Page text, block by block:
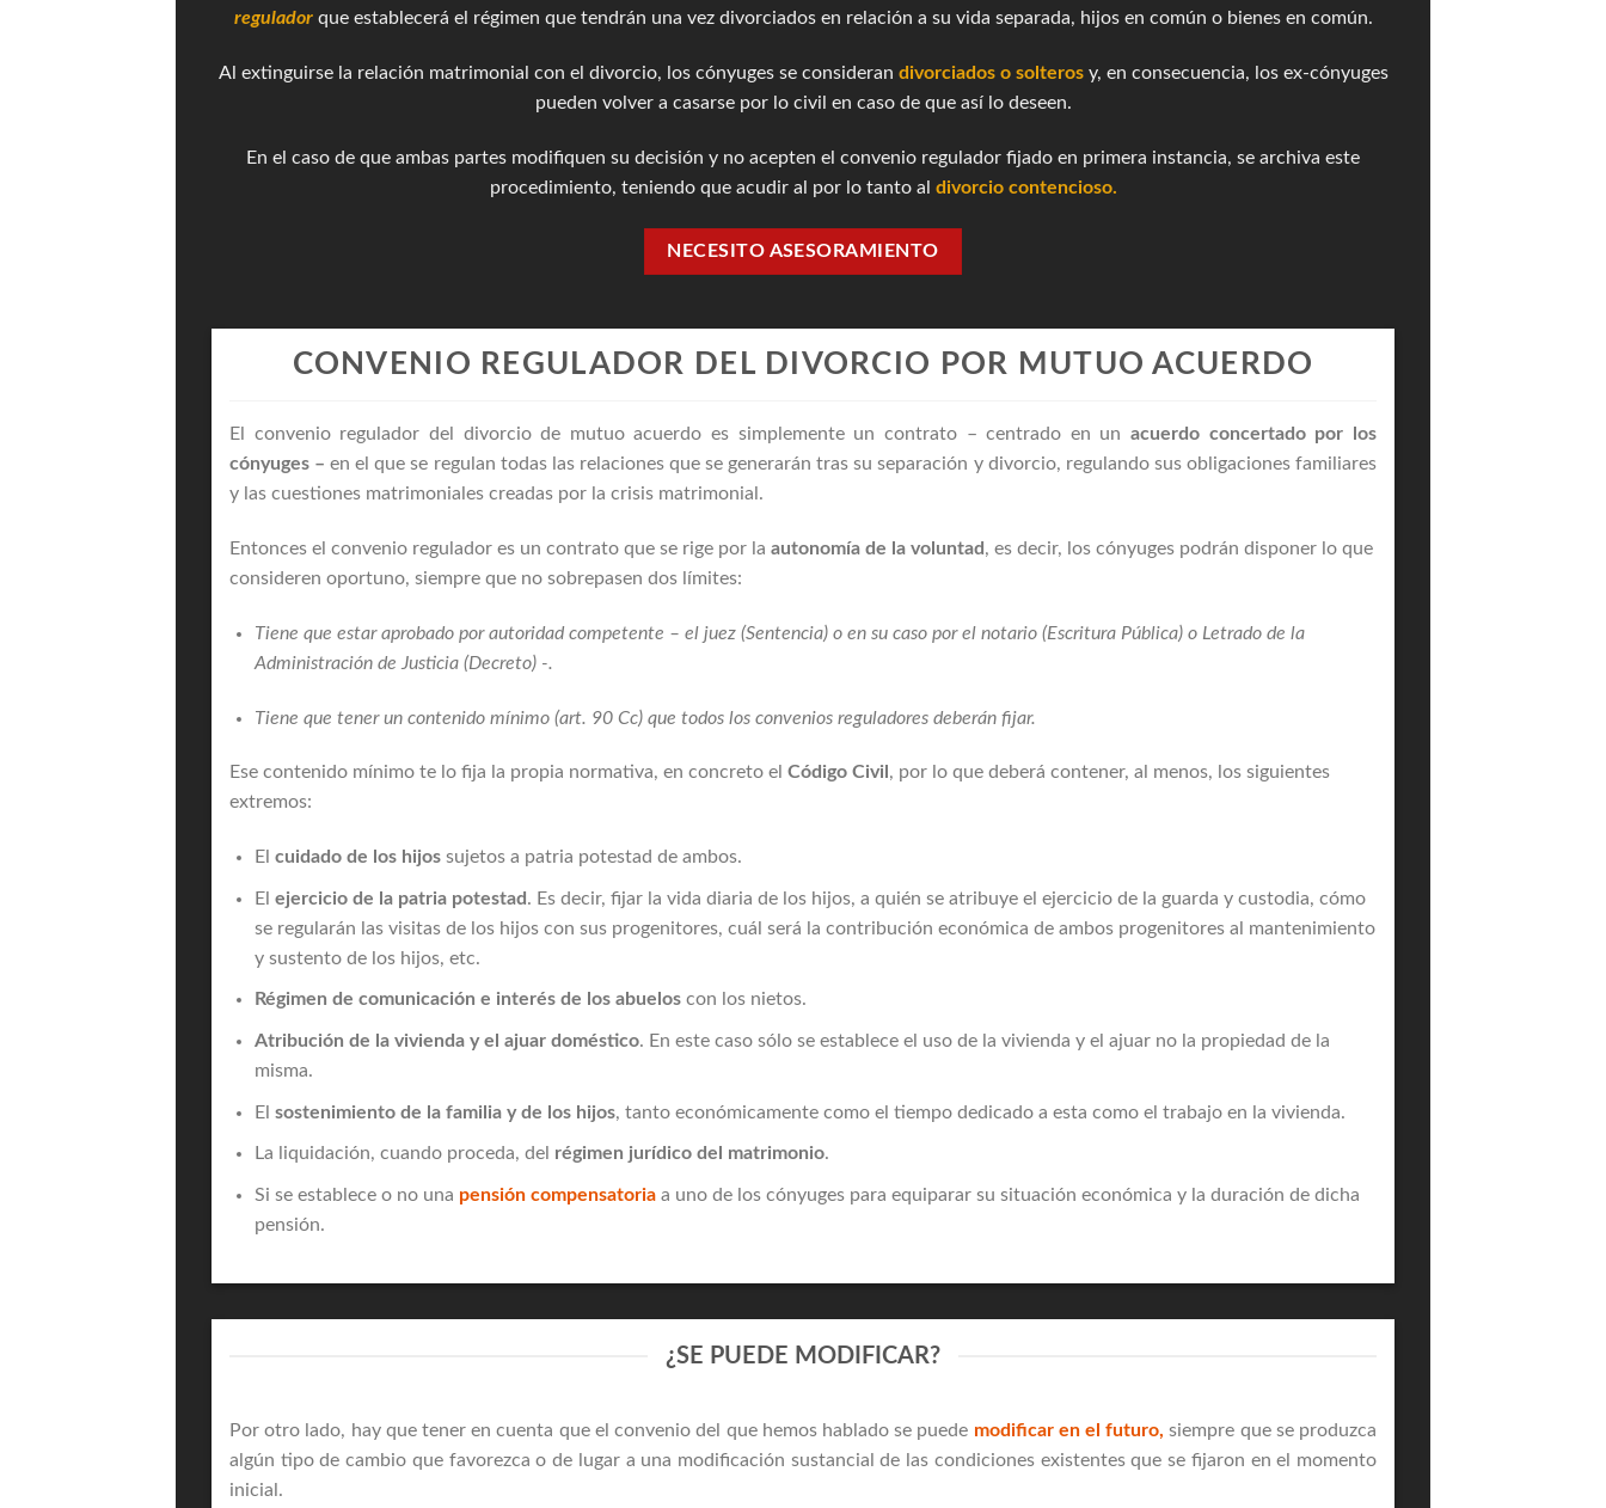
reguladorque establecerá el régimen que tendrán una vez divorciados en relación a su vida separada, hijos en común o bienes en común.
Al extinguirse la relación matrimonial con el divorcio, los cónyuges se consideran divorciados o solterosy, en consecuencia, los ex-cónyuges
pueden volver a casarse por lo civil en caso de que así lo deseen.
En el caso de que ambas partes modifiquen su decisión y no acepten el convenio regulador fijado en primera instancia, se archiva este
procedimiento, teniendo que acudir al por lo tanto al divorcio contencioso.
NECESITO ASESORAMIENTO
CONVENIO REGULADOR DEL DIVORCIO POR MUTUO ACUERDO
El convenio regulador del divorcio de mutuo acuerdo es simplemente un contrato – centrado en unacuerdo concertado por los
cónyuges – en el que se regulan todas las relaciones que se generarán tras su separación y divorcio, regulando sus obligaciones familiares
y las cuestiones matrimoniales creadas por la crisis matrimonial.
Entonces el convenio regulador es un contrato que se rige por la autonomía de la voluntad , es decir, los cónyuges podrán disponer lo que
consideren oportuno, siempre que no sobrepasen dos límites:
Tiene que estar aprobado por autoridad competente – el juez (Sentencia) o en su caso por el notario (Escritura Pública) o Letrado de la
Administración de Justicia (Decreto) -.
Tiene que tener un contenido mínimo (art. 90 Cc) que todos los convenios reguladores deberán fijar.
Ese contenido mínimo te lo fija la propia normativa, en concreto el Código Civil , por lo que deberá contener, al menos, los siguientes
extremos:
El cuidado de los hijossujetos a patria potestad de ambos.
El ejercicio de la patria potestad . Es decir, fijar la vida diaria de los hijos, a quién se atribuye el ejercicio de la guarda y custodia, cómo
se regularán las visitas de los hijos con sus progenitores, cuál será la contribución económica de ambos progenitores al mantenimiento
y sustento de los hijos, etc.
Régimen de comunicación e interés de los abueloscon los nietos.
Atribución de la vivienda y el ajuar doméstico. En este caso sólo se establece el uso de la vivienda y el ajuar no la propiedad de la
misma.
El sostenimiento de la familia y de los hijos, tanto económicamente como el tiempo dedicado a esta como el trabajo en la vivienda.
La liquidación, cuando proceda, del régimen jurídico del matrimonio.
Si se establece o no una pensión compensatoria a uno de los cónyuges para equiparar su situación económica y la duración de dicha
pensión.
¿SE PUEDE MODIFICAR?
Por otro lado, hay que tener en cuenta que el convenio del que hemos hablado se puede modificar en el futuro, siempre que se produzca
algún tipo de cambio que favorezca o de lugar a una modificación sustancial de las condiciones existentes que se fijaron en el momento
inicial.